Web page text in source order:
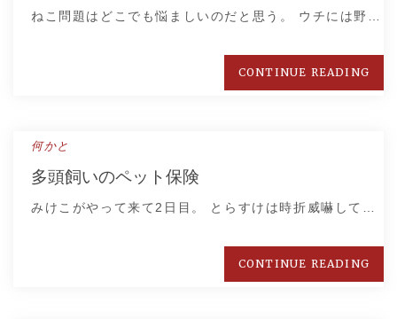
ねこ問題はどこでも悩ましいのだと思う。 ウチには野…
CONTINUE READING
何かと
多頭飼いのペット保険
みけこがやって来て2日目。 とらすけは時折威嚇して…
CONTINUE READING